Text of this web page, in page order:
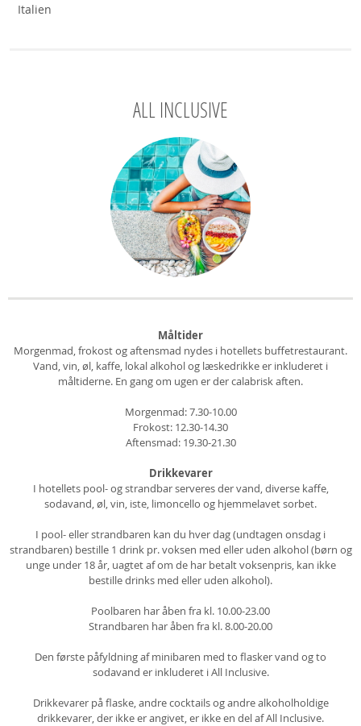
Italien
ALL INCLUSIVE
Måltider
Morgenmad, frokost og aftensmad nydes i hotellets buffetrestaurant.
Vand, vin, øl, kaffe, lokal alkohol og læskedrikke er inkluderet i
måltiderne. En gang om ugen er der calabrisk aften.
Morgenmad: 7.30-10.00
Frokost: 12.30-14.30
Aftensmad: 19.30-21.30
Drikkevarer
I hotellets pool- og strandbar serveres der vand, diverse kaffe,
sodavand, øl, vin, iste, limoncello og hjemmelavet sorbet.
I pool- eller strandbaren kan du hver dag (undtagen onsdag i
strandbaren) bestille 1 drink pr. voksen med eller uden alkohol (børn og
unge under 18 år, uagtet af om de har betalt voksenpris, kan ikke
bestille drinks med eller uden alkohol).
Poolbaren har åben fra kl. 10.00-23.00
Strandbaren har åben fra kl. 8.00-20.00
Den første påfyldning af minibaren med to flasker vand og to
sodavand er inkluderet i All Inclusive.
Drikkevarer på flaske, andre cocktails og andre alkoholholdige
drikkevarer, der ikke er angivet, er ikke en del af All Inclusive.